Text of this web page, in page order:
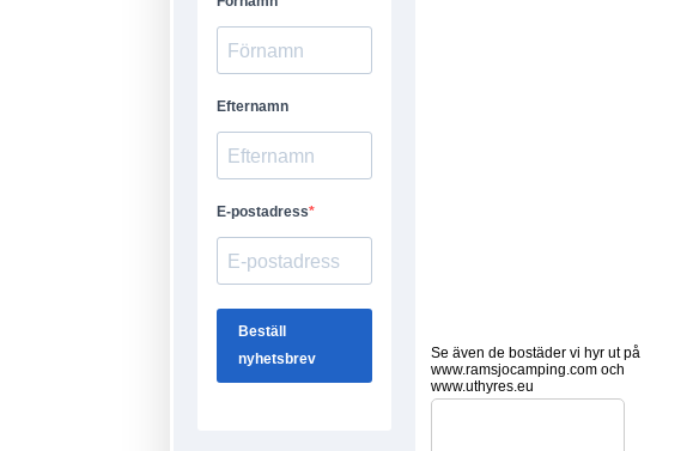
Se även de bostäder vi hyr ut på
www.ramsjocamping.com och
www.uthyres.eu